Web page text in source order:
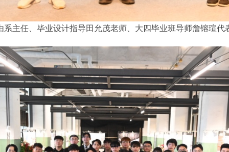
系主任、毕业设计指导田允茂老师、大四毕业班导师詹镕瑄代